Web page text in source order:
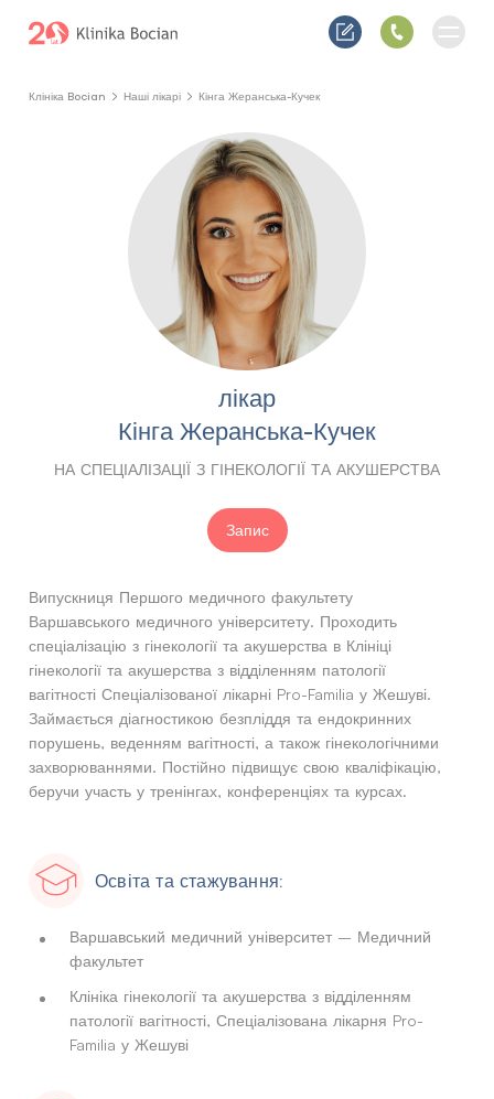
Клініка Bocian Наші лікарі Кінга Жеранська-Кучек
лікар
Кінга Жеранська-Кучек
НА СПЕЦІАЛІЗАЦІЇ З ГІНЕКОЛОГІЇ ТА АКУШЕРСТВА
Запис
Випускниця Першого медичного факультету
Варшавського медичного університету. Проходить
спеціалізацію з гінекології та акушерства в Клініці
гінекології та акушерства з відділенням патології
вагітності Спеціалізованої лікарні Pro-Familia у Жешуві.
Займається діагностикою безпліддя та ендокринних
порушень, веденням вагітності, а також гінекологічними
захворюваннями. Постійно підвищує свою кваліфікацію,
беручи участь у тренінгах, конференціях та курсах.
Освіта та стажування:
Варшавський медичний університет – Медичний
факультет
Клініка гінекології та акушерства з відділенням
патології вагітності, Спеціалізована лікарня Pro-
Familia у Жешуві